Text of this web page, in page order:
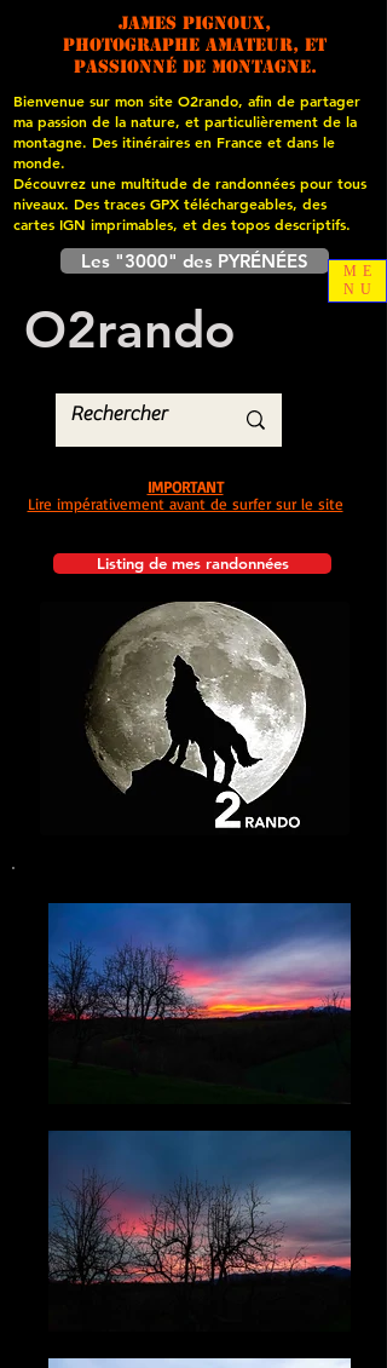
James PIGNOUX,
photographe amateur, et
passionné de montagne.
Bienvenue sur mon site O2rando, afin de partager
ma passion de la nature, et particulièrement de la
montagne. Des itinéraires en France et dans le
monde.
Découvrez une multitude de randonnées pour tous
niveaux. Des traces GPX téléchargeables, des
cartes IGN imprimables, et des topos descriptifs.
Les "3000" des PYRÉNÉES
O2rando
Listing de mes randonnées
IMPORTANT
Lire impérativement avant de surfer sur le site
ME
NU